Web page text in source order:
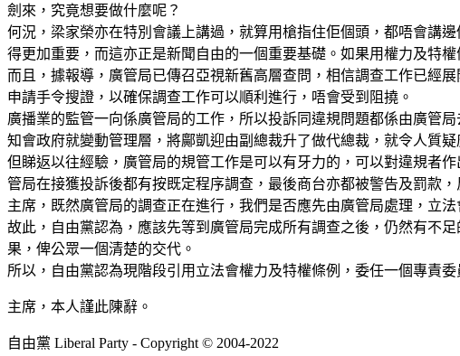
劍來，究竟想要做什麼呢？
何況，梁家榮亦在特別會議上講過，就算用槍指住佢個頭，都唔會講
得更加重要，而這亦正是新聞自由的一個重要基礎。如果用權力及特
而且，據報導，廣管局已傳召亞視新舊高層查問，相信調查工作已經
申請手令搜證，以確保調查工作可以順利進行，唔會受到阻撓。
廣播業的監管一向係廣管局的工作，所以投訴同違規問題都係由廣管
知會政府就變動管理層，將鄺凱迎由副總裁升了做代總裁，就令人質
但睇返以往經驗，廣管局的規管工作是可以有牙力的，可以對違規者
管局在接獲投訴後都有按既定程序調查，最後商台亦都被警告及罰款
主席，既然廣管局的調查正在進行，我們是否應先由廣管局處理，立
故此，自由黨認為，應該先等到廣管局完成所有調查之後，仍然有不
果，俾公眾一個清楚的交代。
所以，自由黨認為現階段引用立法會權力及特權條例，委任一個專責委
主席，本人謹此陳辭。
自由黨 Liberal Party - Copyright © 2004-2022